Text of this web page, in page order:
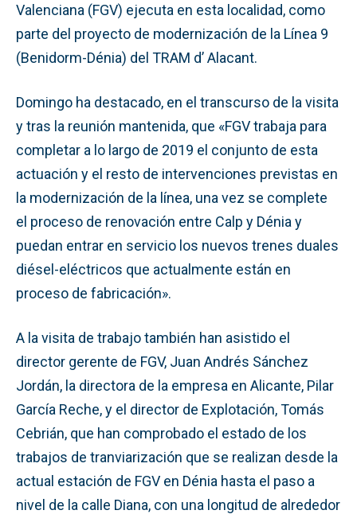
Valenciana (FGV) ejecuta en esta localidad, como
parte del proyecto de modernización de la Línea 9
(Benidorm-Dénia) del TRAM d’ Alacant.
Domingo ha destacado, en el transcurso de la visita
y tras la reunión mantenida, que «FGV trabaja para
completar a lo largo de 2019 el conjunto de esta
actuación y el resto de intervenciones previstas en
la modernización de la línea, una vez se complete
el proceso de renovación entre Calp y Dénia y
puedan entrar en servicio los nuevos trenes duales
diésel-eléctricos que actualmente están en
proceso de fabricación».
A la visita de trabajo también han asistido el
director gerente de FGV, Juan Andrés Sánchez
Jordán, la directora de la empresa en Alicante, Pilar
García Reche, y el director de Explotación, Tomás
Cebrián, que han comprobado el estado de los
trabajos de tranviarización que se realizan desde la
actual estación de FGV en Dénia hasta el paso a
nivel de la calle Diana, con una longitud de alrededor